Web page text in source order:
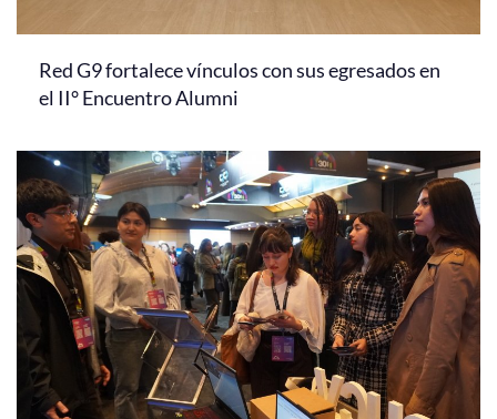
Red G9 fortalece vínculos con sus egresados en
el II° Encuentro Alumni